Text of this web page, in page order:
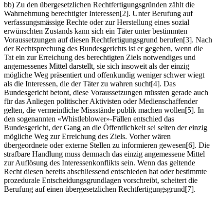
bb) Zu den übergesetzlichen Rechtfertigungsgründen zählt die
Wahrnehmung berechtigter Interessen[2]. Unter Berufung auf
verfassungsmässige Rechte oder zur Herstellung eines sozial
erwünschten Zustands kann sich ein Täter unter bestimmten
Voraussetzungen auf diesen Rechtfertigungsgrund berufen[3]. Nach
der Rechtsprechung des Bundesgerichts ist er gegeben, wenn die
Tat ein zur Erreichung des berechtigten Ziels notwendiges und
angemessenes Mittel darstellt, sie sich insoweit als der einzig
mögliche Weg präsentiert und offenkundig weniger schwer wiegt
als die Interessen, die der Täter zu wahren sucht[4]. Das
Bundesgericht betont, diese Voraussetzungen müssten gerade auch
für das Anliegen politischer Aktivisten oder Medienschaffender
gelten, die vermeintliche Missstände publik machen wollen[5]. In
den sogenannten «Whistleblower»-Fällen entschied das
Bundesgericht, der Gang an die Öffentlichkeit sei selten der einzig
mögliche Weg zur Erreichung des Ziels. Vorher wären
übergeordnete oder externe Stellen zu informieren gewesen[6]. Die
strafbare Handlung muss demnach das einzig angemessene Mittel
zur Auflösung des Interessenkonflikts sein. Wenn das geltende
Recht diesen bereits abschliessend entschieden hat oder bestimmte
prozedurale Entscheidungsgrundlagen vorschreibt, scheitert die
Berufung auf einen übergesetzlichen Rechtfertigungsgrund[7].